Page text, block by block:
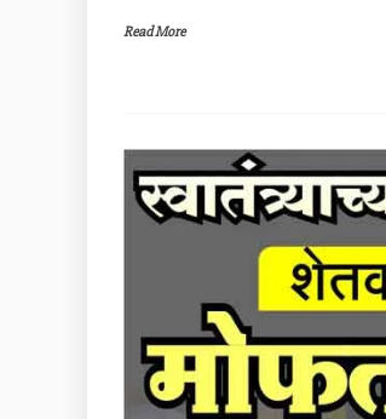
Read More